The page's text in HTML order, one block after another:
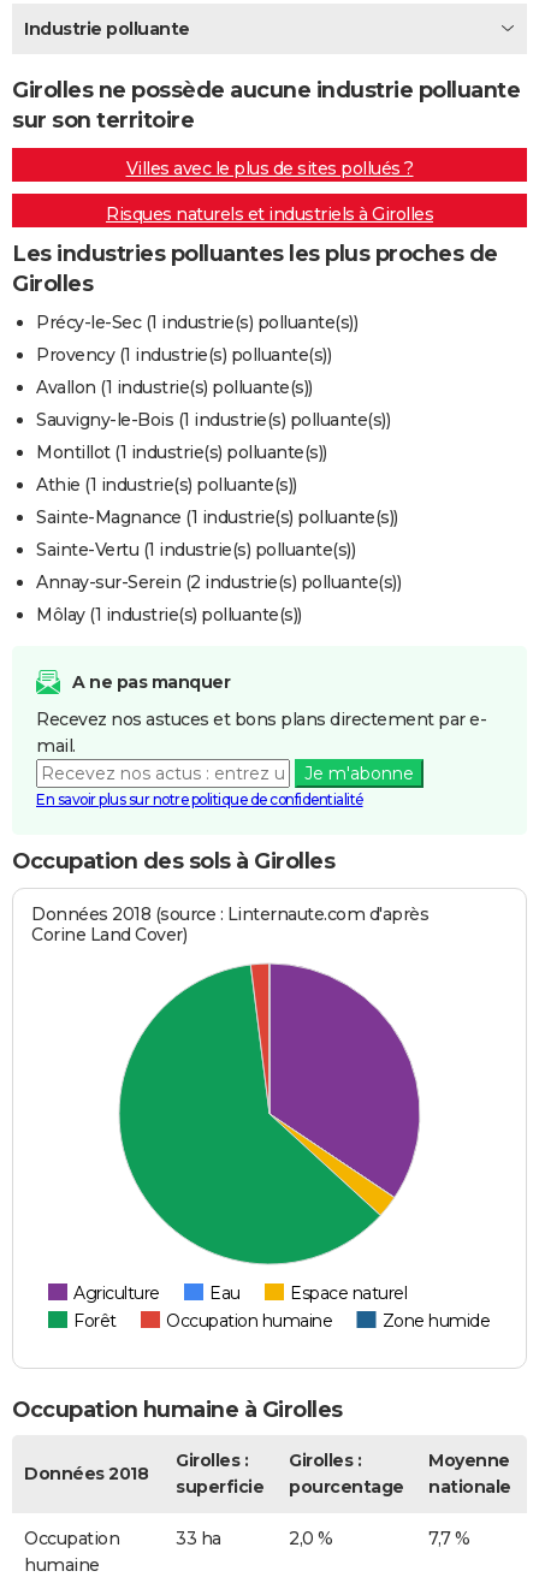
Destinations
City break
Voyage nature
Voyage de noces
Forum
Climat
+PHOTO
GUIDES D'ACHAT
BONS PLANS
CARTE DE VOEUX
Carte de Noël
Carte Bonne année
Carte Saint-Valentin
Carte d'anniversaire
DICTIONNAIRE
Dictionnaire
Biographies
Citations
Expressions
Proverbes
PROGRAMME TV
COPAINS D'AVANT
S'inscrire
Se connecter
Lycées
Collèges
Primaires
Universités
Entreprises
Service militaire
Avis de recherche
AVIS DE DÉCÈS
FORUM
Bricolage
Lifestyle
Culture
Sport
Auto
Television
Voyage
Cinema
Industrie polluante
Girolles ne possède aucune industrie polluante
sur son territoire
Villes avec le plus de sites pollués ?
Risques naturels et industriels à Girolles
Les industries polluantes les plus proches de
Girolles
Précy-le-Sec (1 industrie(s) polluante(s))
Provency (1 industrie(s) polluante(s))
Avallon (1 industrie(s) polluante(s))
Sauvigny-le-Bois (1 industrie(s) polluante(s))
Montillot (1 industrie(s) polluante(s))
Athie (1 industrie(s) polluante(s))
Sainte-Magnance (1 industrie(s) polluante(s))
Sainte-Vertu (1 industrie(s) polluante(s))
Annay-sur-Serein (2 industrie(s) polluante(s))
Môlay (1 industrie(s) polluante(s))
A ne pas manquer
Recevez nos astuces et bons plans directement par e-
mail.
Je m'abonne
En savoir plus sur notre politique de confidentialité
Occupation des sols à Girolles
Données 2018 (source : Linternaute.com d'après
Corine Land Cover)
Agriculture Eau
Espace naturel
Forêt
Occupation humaine Zone humide
Occupation humaine à Girolles
Données 2018
Girolles :
superficie
Girolles :
pourcentage
Moyenne
nationale
Occupation
humaine
33 ha 2,0 % 7,7 %